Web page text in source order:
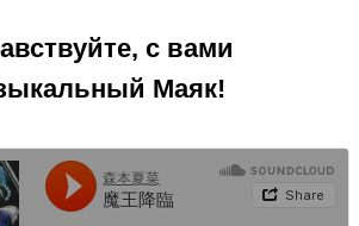
с вами
Маяк!